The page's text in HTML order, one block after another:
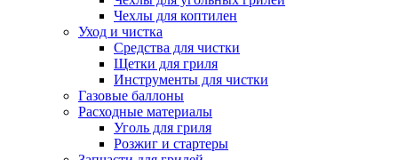
Чехлы для коптилен
Уход и чистка
Средства для чистки
Щетки для гриля
Инструменты для чистки
Газовые баллоны
Расходные материалы
Уголь для гриля
Розжиг и стартеры